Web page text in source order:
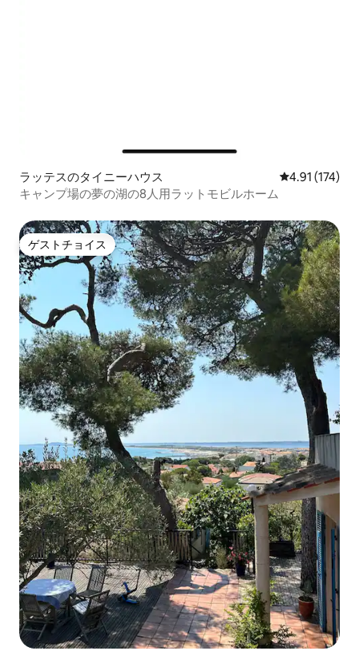
ラッテスのタイニーハウス レビュー174
4.91 (174)
キャンプ場の夢の湖の8人用ラットモビルホーム
ゲストチョイス
ゲストチョイス